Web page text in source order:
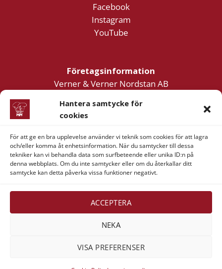
Hantera samtycke för
cookies
För att ge en bra upplevelse använder vi teknik som cookies för att lagra
och/eller komma åt enhetsinformation. När du samtycker till dessa
tekniker kan vi behandla data som surfbeteende eller unika ID:n på
denna webbplats. Om du inte samtycker eller om du återkallar ditt
samtycke kan detta påverka vissa funktioner negativt.
ACCEPTERA
NEKA
VISA PREFERENSER
Facebook
Instagram
YouTube
Företagsinformation
Verner & Verner Nordstan AB
411 05 Göteborg
Visa MasterCardAmerican
Alla rättigheter reserverade 2026 ©Verner & Verner
Nordstan AB